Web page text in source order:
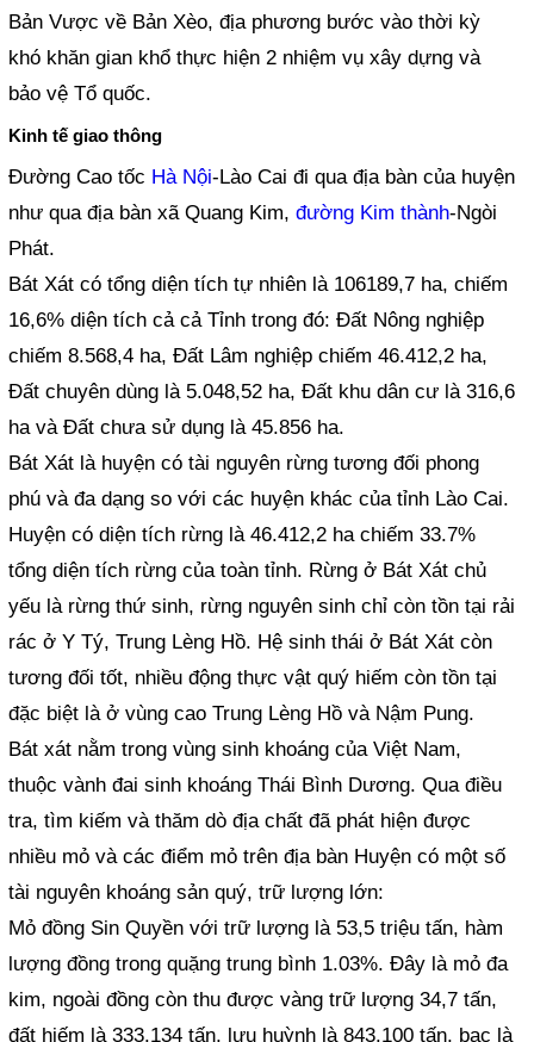
Bản Vược về Bản Xèo, địa phương bước vào thời kỳ
khó khăn gian khổ thực hiện 2 nhiệm vụ xây dựng và
bảo vệ Tổ quốc.
Kinh tế giao thông
Đường Cao tốc Hà Nội-Lào Cai đi qua địa bàn của huyện
như qua địa bàn xã Quang Kim,đường Kim thành-Ngòi
Phát.
Bát Xát có tổng diện tích tự nhiên là 106189,7 ha, chiếm
16,6% diện tích cả cả Tỉnh trong đó: Đất Nông nghiệp
chiếm 8.568,4 ha, Đất Lâm nghiệp chiếm 46.412,2 ha,
Đất chuyên dùng là 5.048,52 ha, Đất khu dân cư là 316,6
ha và Đất chưa sử dụng là 45.856 ha.
Bát Xát là huyện có tài nguyên rừng tương đối phong
phú và đa dạng so với các huyện khác của tỉnh Lào Cai.
Huyện có diện tích rừng là 46.412,2 ha chiếm 33.7%
tổng diện tích rừng của toàn tỉnh. Rừng ở Bát Xát chủ
yếu là rừng thứ sinh, rừng nguyên sinh chỉ còn tồn tại rải
rác ở Y Tý, Trung Lèng Hồ. Hệ sinh thái ở Bát Xát còn
tương đối tốt, nhiều động thực vật quý hiếm còn tồn tại
đặc biệt là ở vùng cao Trung Lèng Hồ và Nậm Pung.
Bát xát nằm trong vùng sinh khoáng của Việt Nam,
thuộc vành đai sinh khoáng Thái Bình Dương. Qua điều
tra, tìm kiếm và thăm dò địa chất đã phát hiện được
nhiều mỏ và các điểm mỏ trên địa bàn Huyện có một số
tài nguyên khoáng sản quý, trữ lượng lớn:
Mỏ đồng Sin Quyền với trữ lượng là 53,5 triệu tấn, hàm
lượng đồng trong quặng trung bình 1.03%. Đây là mỏ đa
kim, ngoài đồng còn thu được vàng trữ lượng 34,7 tấn,
đất hiếm là 333.134 tấn, lưu huỳnh là 843.100 tấn, bạc là